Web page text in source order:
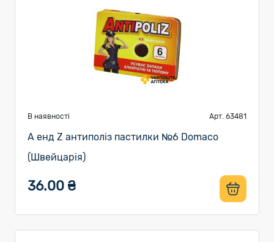
В наявності Арт. 63481
A енд Z антиполіз пастилки №6 Domaco
(Швейцарія)
36.00 ₴